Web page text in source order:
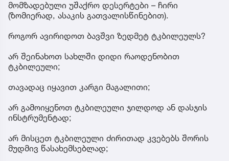
მომზადებული უშაქრო დესერტები – ჩირი
(ზომიერად, ასაკის გათვალისწინებით).
როგორ ავირიდოთ ბავშვი ზედმეტ ტკბილეულს?
არ შეინახოთ სახლში დიდი რაოდენობით
ტკბილეული;
თავადაც იყავით კარგი მაგალითი;
არ გამოიყენოთ ტკბილეული ჯილდოდ ან დასჯის
ინსტრუმენტად;
არ მისცეთ ტკბილეული ძირითად კვებებს შორის
მუდმივ წასახემსებლად;